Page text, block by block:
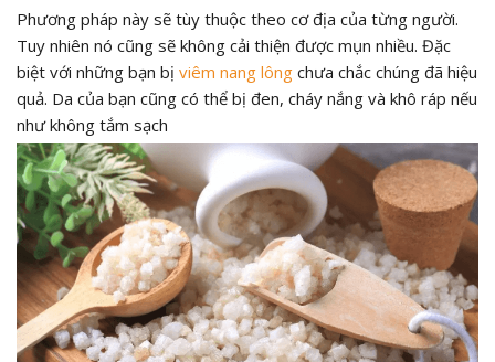
Phương pháp này sẽ tùy thuộc theo cơ địa của từng người.
Tuy nhiên nó cũng sẽ không cải thiện được mụn nhiều. Đặc
biệt với những bạn bị viêm nang lông chưa chắc chúng đã hiệu
quả. Da của bạn cũng có thể bị đen, cháy nắng và khô ráp nếu
như không tắm sạch